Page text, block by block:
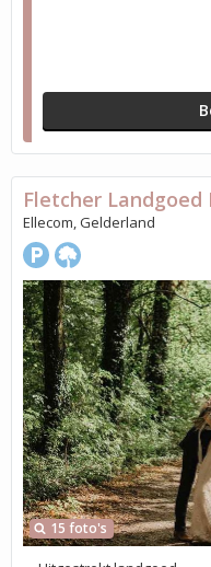
15 foto's
Fletcher
Ellecom, Gelderland